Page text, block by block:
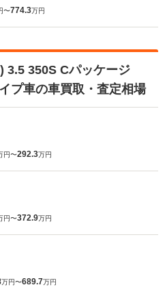
〜774.3万円
3.5 350S Cパッケージ
プ車の車買取・査定相場
円〜292.3万円
円〜372.9万円
万円〜689.7万円